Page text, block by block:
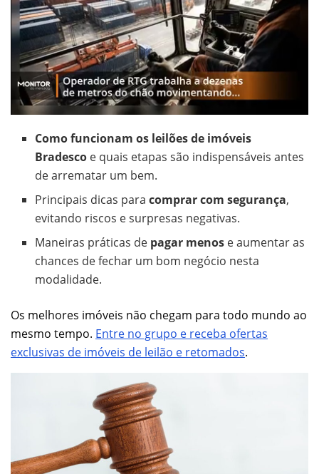
Como funcionam os leilões de imóveis
Bradesco e quais etapas são indispensáveis antes
de arrematar um bem.
Principais dicas paracomprar com segurança,
evitando riscos e surpresas negativas.
Maneiras práticas de pagar menos e aumentar as
chances de fechar um bom negócio nesta
modalidade.
Os melhores imóveis não chegam para todo mundo ao
mesmo tempo. Entre no grupo e receba ofertas
exclusivas de imóveis de leilão e retomados.